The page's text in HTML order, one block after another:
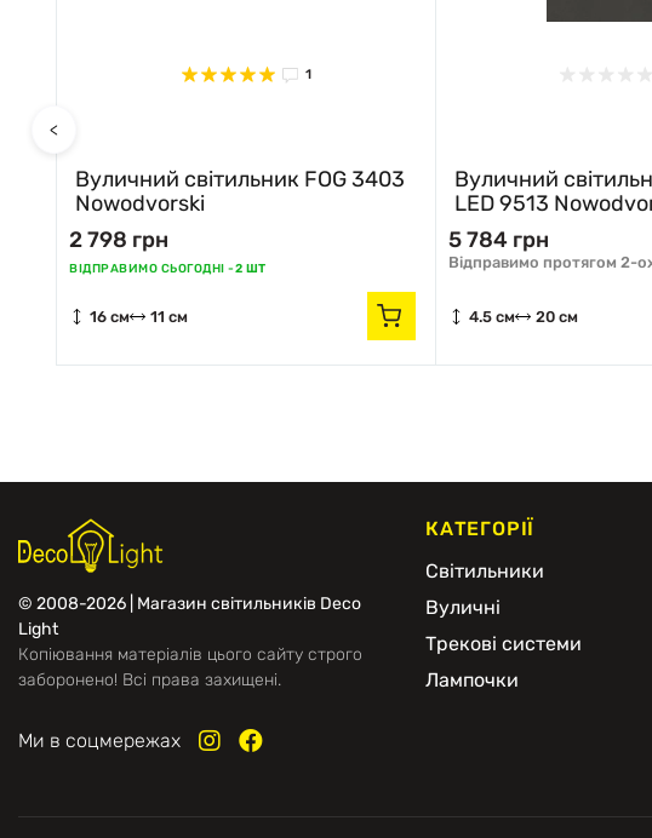
<
1
Вуличний світильник FOG 3403
Nowodvorski
2 798 грн
ВІДПРАВИМО СЬОГОДНІ -2 ШТ
16 см 11 см
Вуличний
LED 9513
5 784 грн
Відправимо протягом 2-
4.5 см 20 см
© 2008-2026 | Магазин світильників Deco
Light
Копіювання матеріалів цього сайту строго
заборонено! Всі права захищені.
Ми в соцмережах
КАТЕГОРІЇ
Світильники
Вуличні
Трекові системи
Лампочки